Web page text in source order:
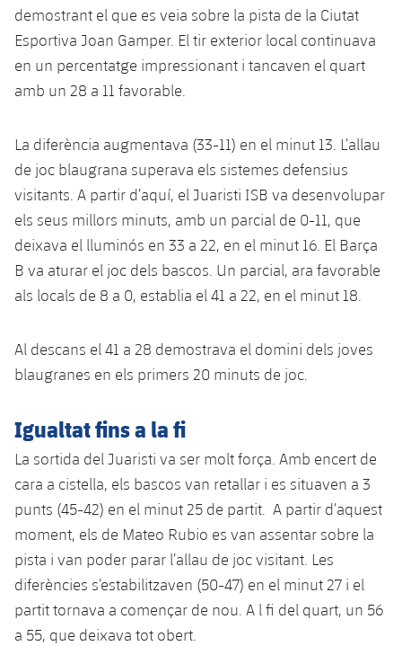
demostrant el que es veia sobre la pista de la Ciutat
Esportiva Joan Gamper. El tir exterior local continuava
en un percentatge impressionant i tancaven el quart
amb un 28 a 11 favorable.
La diferència augmentava (33-11) en el minut 13. L’allau
de joc blaugrana superava els sistemes defensius
visitants. A partir d’aquí, el Juaristi ISB va desenvolupar
els seus millors minuts, amb un parcial de 0-11, que
deixava el lluminós en 33 a 22, en el minut 16. El Barça
B va aturar el joc dels bascos. Un parcial, ara favorable
als locals de 8 a 0, establia el 41 a 22, en el minut 18.
Al descans el 41 a 28 demostrava el domini dels joves
blaugranes en els primers 20 minuts de joc.
Igualtat fins a la fi
La sortida del Juaristi va ser molt força. Amb encert de
cara a cistella, els bascos van retallar i es situaven a 3
punts (45-42) en el minut 25 de partit. A partir d’aquest
moment, els de Mateo Rubio es van assentar sobre la
pista i van poder parar l’allau de joc visitant. Les
diferències s’estabilitzaven (50-47) en el minut 27 i el
partit tornava a començar de nou. A l fi del quart, un 56
a 55, que deixava tot obert.